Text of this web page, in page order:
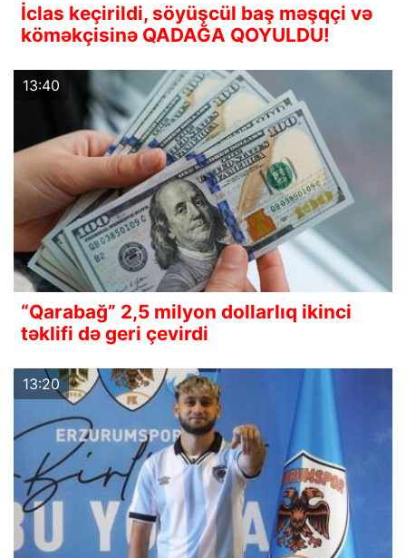
İclas keçirildi, söyüşcül baş məşqçi və
köməkçisinə QADAĞA QOYULDU!
13:40
“Qarabağ” 2,5 milyon dollarlıq ikinci
təklifi də geri çevirdi
13:20